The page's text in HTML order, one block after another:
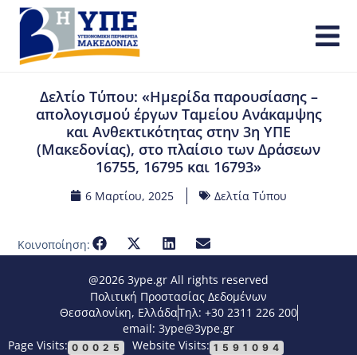
Δελτίο Τύπου: «Ημερίδα παρουσίασης –
απολογισμού έργων Ταμείου Ανάκαμψης
και Ανθεκτικότητας στην 3η ΥΠΕ
(Μακεδονίας), στο πλαίσιο των Δράσεων
16755, 16795 και 16793»
6 Μαρτίου, 2025 Δελτία Τύπου
Κοινοποίηση:
@2026 3ype.gr All rights reserved
Πολιτική Προστασίας Δεδομένων
Θεσσαλονίκη, ΕλλάδαΤηλ: +30 2311 226 200
email: 3ype@3ype.gr
Page Visits: 00025 Website Visits: 1591094